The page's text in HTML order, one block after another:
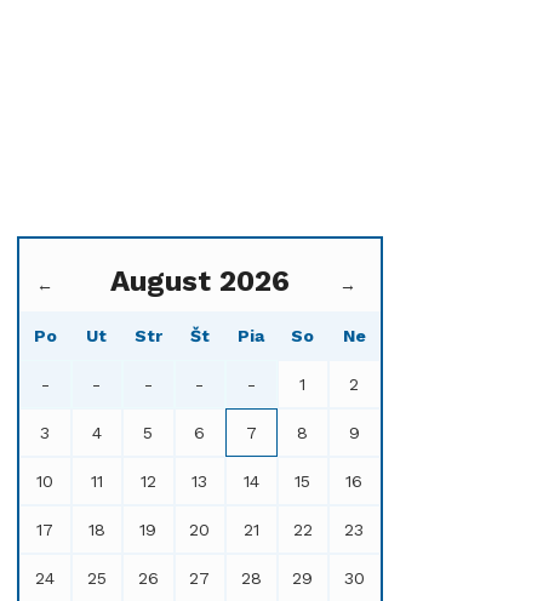
← August 2026 →
Po Ut Str Št Pia So Ne
- - - - - 1 2
3 4 5 6 7 8 9
10 11 12 13 14 15 16
17 18 19 20 21 22 23
24 25 26 27 28 29 30